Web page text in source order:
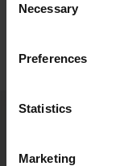
Selection
Necessary
Preferences
Statistics
Marketing
用过氧化物固化